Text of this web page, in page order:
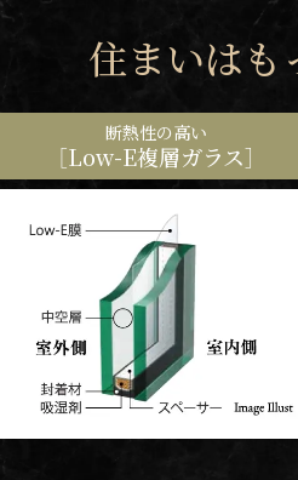
住まいはも
断熱性の高い
［Low-E複層ガラス］